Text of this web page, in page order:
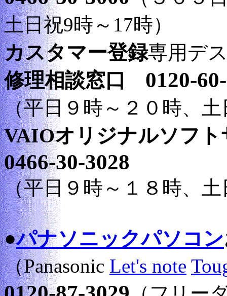
土日祝9時～17時）
カスタマー登録専用デ
修理相談窓口 0120-
（平日９時～２０時、
VAIOオリジナルソフト
0466-30-3028
（平日９時～１８時、
●パナソニックパソコン
（Panasonic Let's note